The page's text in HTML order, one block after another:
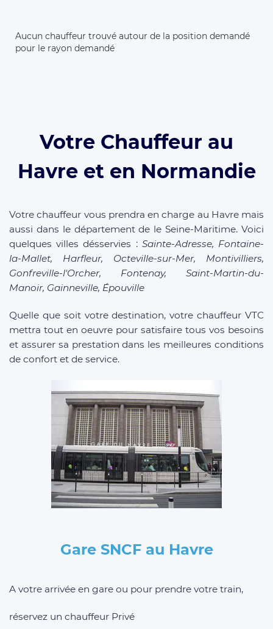
Aucun chauffeur trouvé autour de la position demandé
pour le rayon demandé
Votre Chauffeur au
Havre et en Normandie
Votre chauffeur vous prendra en charge au Havre mais
aussi dans le département de le Seine-Maritime. Voici
quelques villes désservies : Sainte-Adresse, Fontaine-
la-Mallet, Harfleur, Octeville-sur-Mer, Montivilliers,
Gonfreville-l'Orcher, Fontenay, Saint-Martin-du-
Manoir, Gainneville, Épouville
Quelle que soit votre destination, votre chauffeur VTC
mettra tout en oeuvre pour satisfaire tous vos besoins
et assurer sa prestation dans les meilleures conditions
de confort et de service.
Gare SNCF au Havre
A votre arrivée en gare ou pour prendre votre train,
réservez un chauffeur Privé